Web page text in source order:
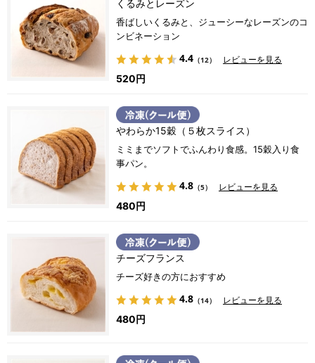
くるみとレーズン
香ばしいくるみと、ジューシーなレーズンのコ
ンビネーション
4.4 （12）
レビューを見る
520円
やわらか15穀（５枚スライス）
ミミまでソフトでふんわり食感。15穀入り食
事パン。
4.8 （5）
レビューを見る
480円
チーズフランス
チーズ好きの方におすすめ
4.8 （14）
レビューを見る
480円